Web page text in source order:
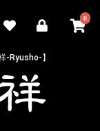
0
-Ryusho-】